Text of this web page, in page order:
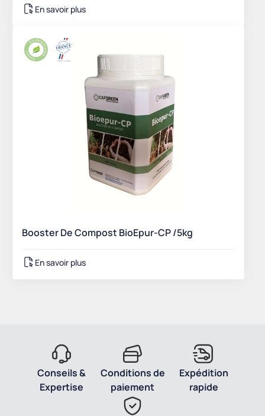
En savoir plus
Booster De Compost BioEpur-CP /5kg
En savoir plus
Conseils &
Expertise
Conditions de
paiement
Expédition
rapide